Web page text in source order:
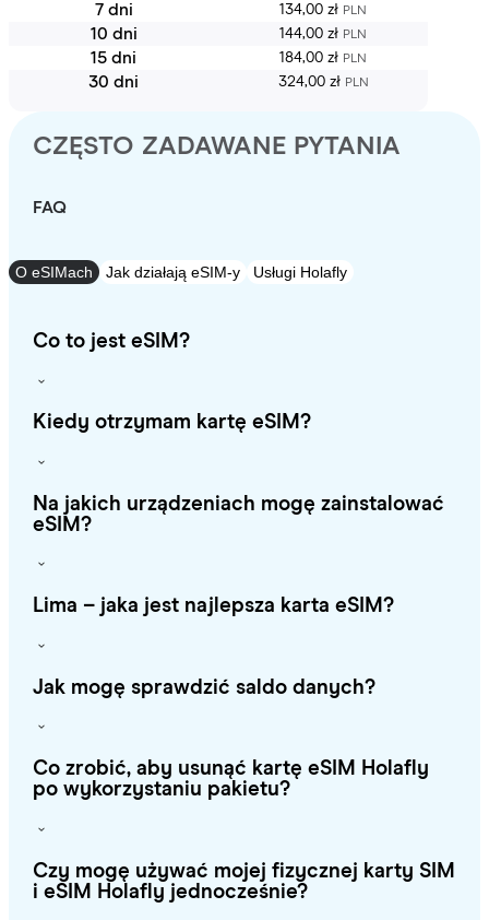
7 dni 134,00 zł PLN
10 dni 144,00 zł PLN
15 dni 184,00 zł PLN
30 dni 324,00 zł PLN
CZĘSTO ZADAWANE PYTANIA
FAQ
O eSIMach Jak działają eSIM-y Usługi Holafly
Co to jest eSIM?
Kiedy otrzymam kartę eSIM?
Na jakich urządzeniach mogę zainstalować
eSIM?
Lima – jaka jest najlepsza karta eSIM?
Jak mogę sprawdzić saldo danych?
Co zrobić, aby usunąć kartę eSIM Holafly
po wykorzystaniu pakietu?
Czy mogę używać mojej fizycznej karty SIM
i eSIM Holafly jednocześnie?